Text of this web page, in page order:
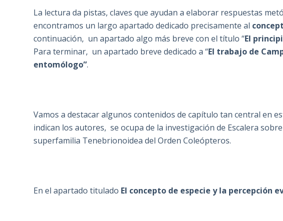
La lectura da pistas, claves que ayudan a elaborar respuestas
encontramos un largo apartado dedicado precisamente al
continuación, un apartado algo más breve con el título “El
Para terminar, un apartado breve dedicado a “El trabajo de
entomólogo”.
Vamos a destacar algunos contenidos de capítulo tan central en
indican los autores, se ocupa de la investigación de Escalera
superfamilia Tenebrionoidea del Orden Coleópteros.
En el apartado titulado El concepto de especie y la percepción